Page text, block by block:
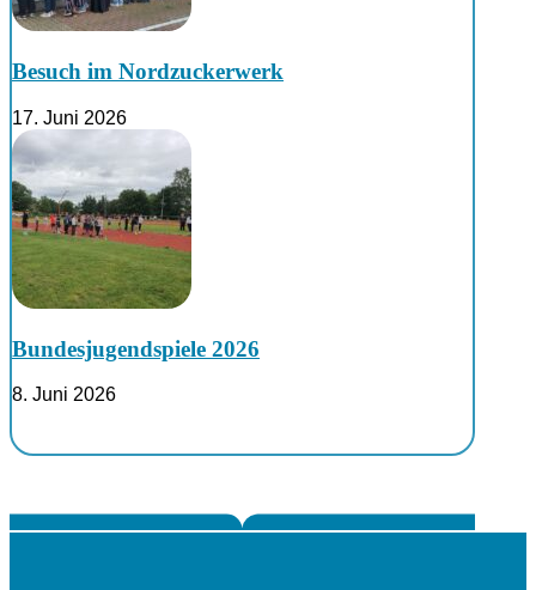
Besuch im Nordzuckerwerk
17. Juni 2026
Bundesjugendspiele 2026
8. Juni 2026